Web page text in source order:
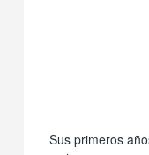
Sus primeros